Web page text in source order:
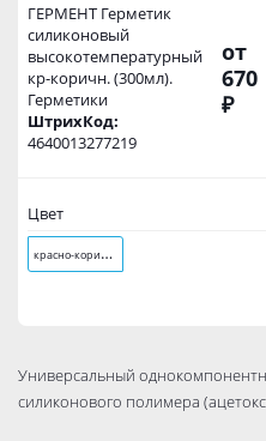
ГЕРМЕНТ Герметик
силиконовый
высокотемпературный
кр-коричн. (300мл).
Герметики
ШтрихКод:
4640013277219
от
670
₽
Цвет
к
расно-коричневый
Универсальный
силиконового полимера